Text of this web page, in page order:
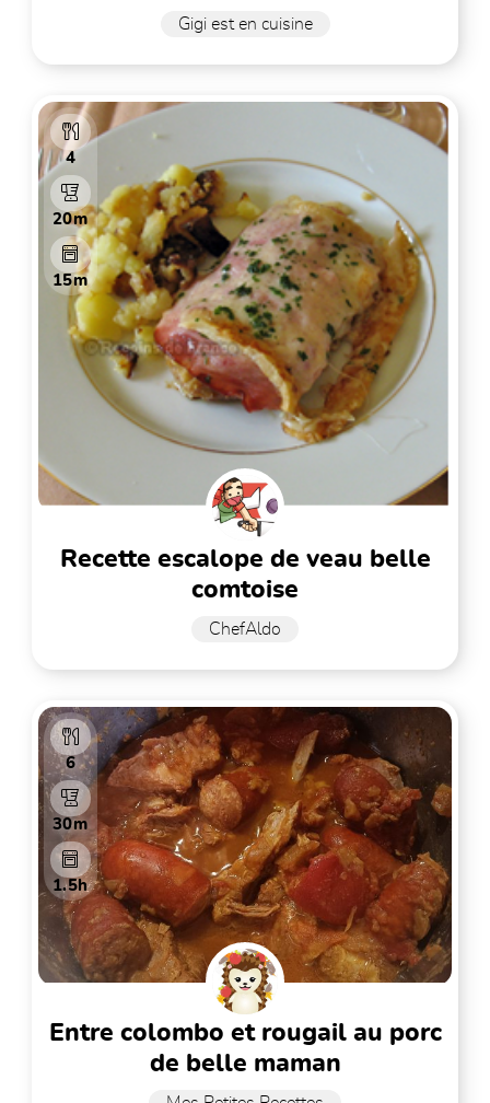
Gigi est en cuisine
4
20m
15m
recette escalope de veau belle
comtoise
ChefAldo
6
30m
1.5h
entre colombo et rougail au porc
de belle maman